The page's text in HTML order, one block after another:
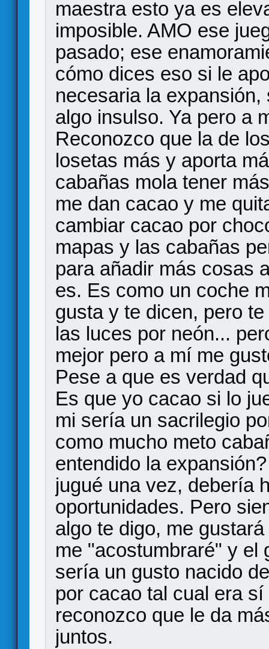
maestra esto ya es
imposible. AMO ese
pasado; ese
cómo dices eso si le
necesaria la
algo insulso. Ya pero a
Reconozco que la de
losetas más y aporta
cabañas mola tener
me dan cacao y me
cambiar cacao por
mapas y las cabañas
para añadir más cosas
es. Es como un coche
gusta y te dicen, pero
las luces por neón...
mejor pero a mí me
Pese a que es verdad
Es que yo cacao si lo
mi sería un sacrilegio
como mucho meto
entendido la
jugué una vez, debería
oportunidades. Pero
algo te digo, me
me "acostumbraré" y el
sería un gusto nacido
por cacao tal cual era
reconozco que le da
juntos.